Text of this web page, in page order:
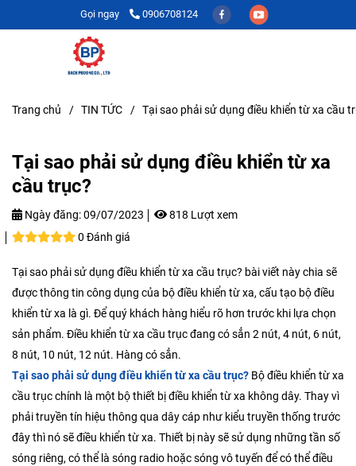
Gọi ngay 0906708124
Trang chủ / TIN TỨC / Tại sao phải sử dụng điều khiển từ xa cầu
Tại sao phải sử dụng điều khiển từ xa
cầu trục?
Ngày đăng:09/07/2023
818 Lượt xem
0 Đánh giá
Tại sao phải sử dụng điều khiển từ xa cầu trục? bài viết này chia sẽ
được thông tin công dụng của bộ điều khiển từ xa, cấu tạo bộ điều
khiển từ xa là gì. Để quý khách hàng hiểu rõ hơn trước khi lựa chọn
sản phẩm. Điều khiển từ xa cầu trục đang có sẳn 2 nút, 4 nút, 6 nút,
8 nút, 10 nút, 12 nút. Hàng có sẳn.
Tại sao phải sử dụng điều khiển từ xa cầu trục? Bộ điều khiển từ xa
cầu trục chính là một bộ thiết bị điều khiển từ xa không dây. Thay vì
phải truyền tín hiệu thông qua dây cáp như kiểu truyền thống trước
đây thì nó sẽ điều khiển từ xa. Thiết bị này sẽ sử dụng những tần số
sóng riêng, có thể là sóng radio hoặc sóng vô tuyến để có thể điều